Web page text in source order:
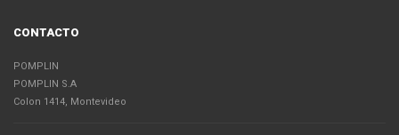
CONTACTO
POMPLIN
POMPLIN S.A
Colon 1414, Montevideo